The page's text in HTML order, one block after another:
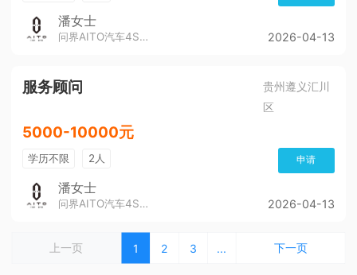
潘女士
问界AITO汽车4S店（董公寺汽博城） 2026-04-13
服务顾问
贵州遵义汇川
区
5000-10000元
学历不限 2人 申请
潘女士
问界AITO汽车4S店（董公寺汽博城） 2026-04-13
上一页 1 2 3 ... 下一页